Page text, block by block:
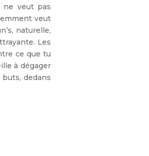
ne veut pas
veut
naturelle,
Les
ce que tu
à dégager
dedans